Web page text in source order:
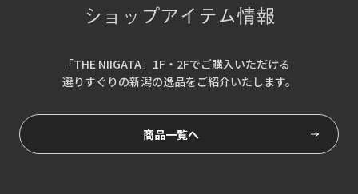
ショップアイテム情報
「THE NIIGATA」1F・2Fでご購入いただける
選りすぐりの新潟の逸品をご紹介いたします。
商品一覧へ